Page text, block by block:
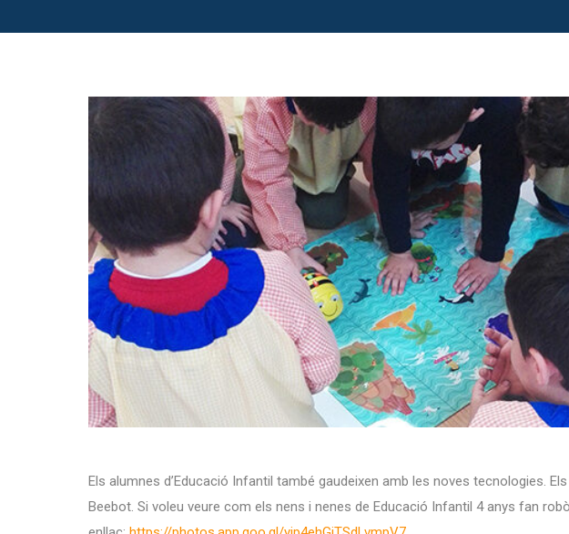
Els alumnes d’Educació Infantil també gaudeixen amb les noves tecnologies.
Beebot. Si voleu veure com els nens i nenes de Educació Infantil 4 anys fan